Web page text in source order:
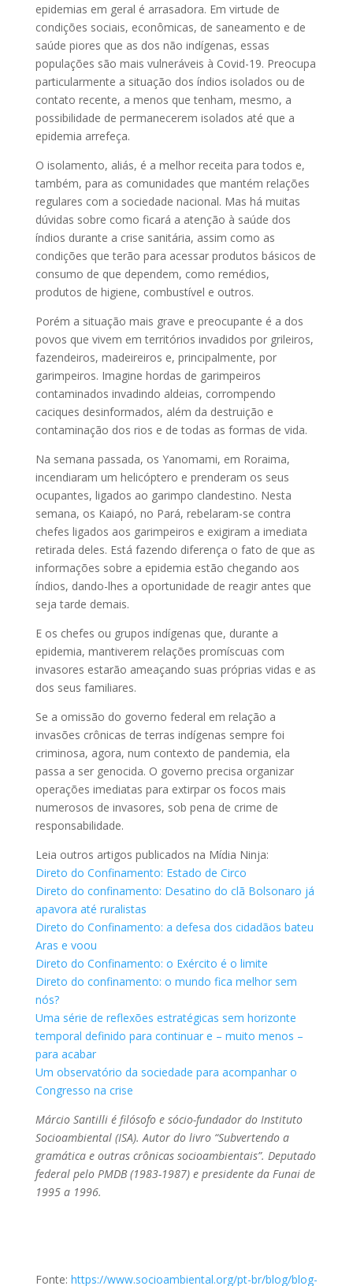
epidemias em geral é arrasadora. Em virtude de
condições sociais, econômicas, de saneamento e de
saúde piores que as dos não indígenas, essas
populações são mais vulneráveis à Covid-19. Preocupa
particularmente a situação dos índios isolados ou de
contato recente, a menos que tenham, mesmo, a
possibilidade de permanecerem isolados até que a
epidemia arrefeça.
O isolamento, aliás, é a melhor receita para todos e,
também, para as comunidades que mantém relações
regulares com a sociedade nacional. Mas há muitas
dúvidas sobre como ficará a atenção à saúde dos
índios durante a crise sanitária, assim como as
condições que terão para acessar produtos básicos de
consumo de que dependem, como remédios,
produtos de higiene, combustível e outros.
Porém a situação mais grave e preocupante é a dos
povos que vivem em territórios invadidos por grileiros,
fazendeiros, madeireiros e, principalmente, por
garimpeiros. Imagine hordas de garimpeiros
contaminados invadindo aldeias, corrompendo
caciques desinformados, além da destruição e
contaminação dos rios e de todas as formas de vida.
Na semana passada, os Yanomami, em Roraima,
incendiaram um helicóptero e prenderam os seus
ocupantes, ligados ao garimpo clandestino. Nesta
semana, os Kaiapó, no Pará, rebelaram-se contra
chefes ligados aos garimpeiros e exigiram a imediata
retirada deles. Está fazendo diferença o fato de que as
informações sobre a epidemia estão chegando aos
índios, dando-lhes a oportunidade de reagir antes que
seja tarde demais.
E os chefes ou grupos indígenas que, durante a
epidemia, mantiverem relações promíscuas com
invasores estarão ameaçando suas próprias vidas e as
dos seus familiares.
Se a omissão do governo federal em relação a
invasões crônicas de terras indígenas sempre foi
criminosa, agora, num contexto de pandemia, ela
passa a ser genocida. O governo precisa organizar
operações imediatas para extirpar os focos mais
numerosos de invasores, sob pena de crime de
responsabilidade.
Leia outros artigos publicados na Mídia Ninja:
Direto do Confinamento: Estado de Circo
Direto do confinamento: Desatino do clã Bolsonaro já
apavora até ruralistas
Direto do Confinamento: a defesa dos cidadãos bateu
Aras e voou
Direto do Confinamento: o Exército é o limite
Direto do confinamento: o mundo fica melhor sem
nós?
Uma série de reflexões estratégicas sem horizonte
temporal definido para continuar e – muito menos –
para acabar
Um observatório da sociedade para acompanhar o
Congresso na crise
Márcio Santilli é filósofo e sócio-fundador do Instituto
Socioambiental (ISA). Autor do livro “Subvertendo a
gramática e outras crônicas socioambientais”. Deputado
federal pelo PMDB (1983-1987) e presidente da Funai de
1995 a 1996.
Fonte: https://www.socioambiental.org/pt-br/blog/blog-